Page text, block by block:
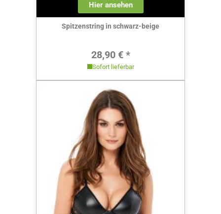
Hier ansehen
Spitzenstring in schwarz-beige
Regulärer Preis:
28,90 € *
Sofort lieferbar